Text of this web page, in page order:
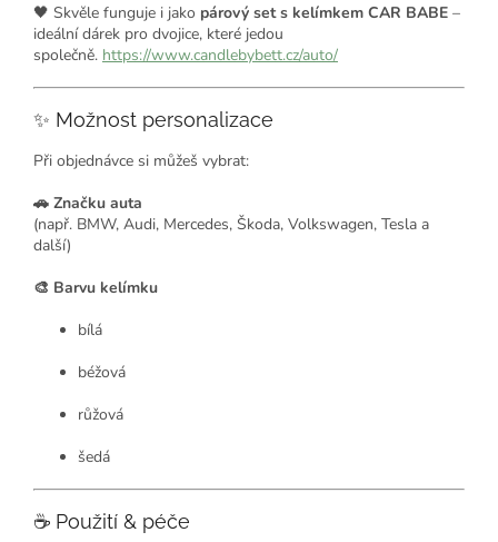
🖤 Skvěle funguje i jako párový set s kelímkem CAR BABE –
ideální dárek pro dvojice, které jedou
společně. https://www.candlebybett.cz/auto/
✨ Možnost personalizace
Při objednávce si můžeš vybrat:
🚗 Značku auta
(např. BMW, Audi, Mercedes, Škoda, Volkswagen, Tesla a
další)
🎨 Barvu kelímku
bílá
béžová
růžová
šedá
☕ Použití & péče